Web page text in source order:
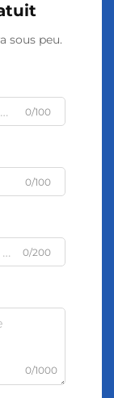
sous peu.
0/100
0/100
0/200
0/1000